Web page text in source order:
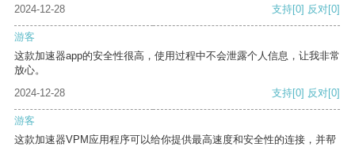
2024-12-28
支持[0] 反对[0]
游客
这款加速器app的安全性很高，使用过程中不会泄露个人信息，让我非常
放心。
2024-12-28
支持[0] 反对[0]
游客
这款加速器VPM应用程序可以给你提供最高速度和安全性的连接，并帮